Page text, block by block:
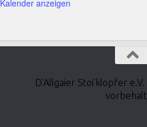
Kalender anzeigen
D'Allgaier Stoi'klopfer